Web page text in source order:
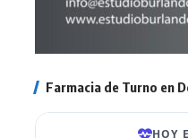
Farmacia de Turno en